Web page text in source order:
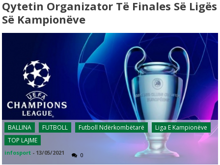
Qytetin Organizator Të Finales Së Ligës
Së Kampionëve
BALLINA FUTBOLL Futboll Ndërkombëtarë
Liga E Kampionëve
TOP LAJME
infosport - 13/05/2021 0